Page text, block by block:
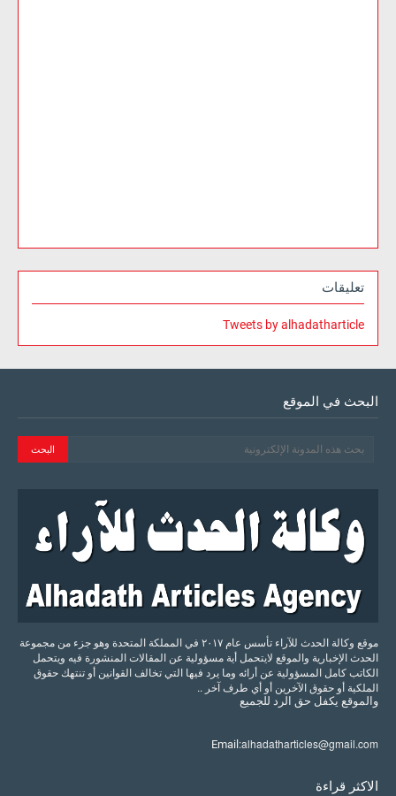
تعليقات
Tweets by alhadatharticle
البحث في الموقع
موقع وكالة الحدث للآراء تأسس عام ٢٠١٧ في المملكة المتحدة وهو جزء من مجموعة
الحدث الإخبارية والموقع لايتحمل أية مسؤولية عن المقالات المنشورة فيه ويتحمل
الكاتب كامل المسؤولية عن أرائه وما يرد فيها التي تخالف القوانين أو تنتهك حقوق
الملكية أو حقوق الآخرين أو أي طرف آخر ..
والموقع يكفل حق الرد للجميع
Email:alhadatharticles@gmail.com
الاكثر قراءة